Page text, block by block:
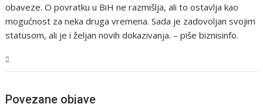
obaveze. O povratku u BiH ne razmišlja, ali to ostavlja kao
mogućnost za neka druga vremena. Sada je zadovoljan svojim
statusom, ali je i željan novih dokazivanja. – piše biznisinfo.
Povezane objave